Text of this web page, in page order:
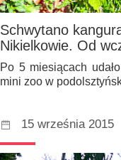
Schwytano
Nikielkowie. Od
Po 5 miesiącach
mini zoo w
15 września 2015